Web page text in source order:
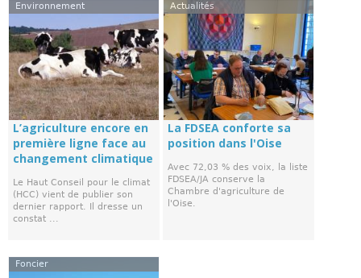
Environnement
L’agriculture encore en
première ligne face au
changement climatique
Le Haut Conseil pour le climat
(HCC) vient de publier son
dernier rapport. Il dresse un
constat ...
Actualités
La FDSEA conforte sa
position dans l'Oise
Avec 72,03 % des voix, la liste
FDSEA/JA conserve la
Chambre d'agriculture de
l'Oise.
Foncier